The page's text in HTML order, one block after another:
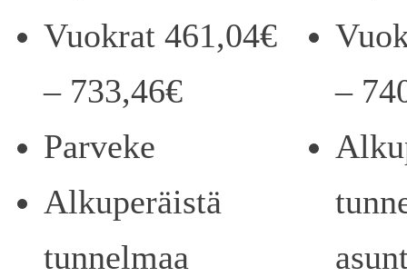
Vuokrat 461,04€
– 733,46€
Parveke
Alkuperäistä
tunnelmaa
–